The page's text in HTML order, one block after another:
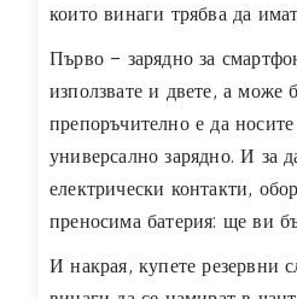
които винаги трябва да
Първо – зарядно за
използвате и двете, а може
препоръчително е да носите
универсално зарядно. И за
електрически контакти,
преносима батерия: ще ви
И накрая, купете резервни